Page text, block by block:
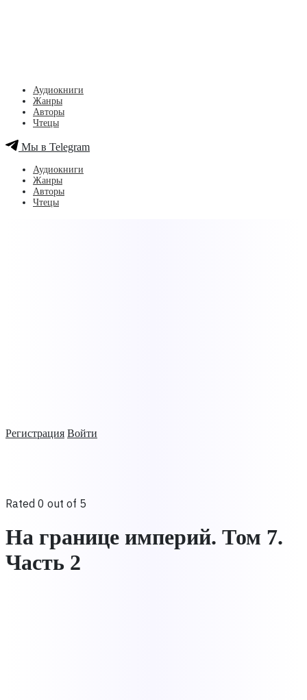
Регистрация Войти
Аудиокниги
Жанры
Авторы
Чтецы
Мы в Telegram
Аудиокниги
Жанры
Авторы
Чтецы
Rated 0 out of 5
На границе империй. Том 7.
Часть 2